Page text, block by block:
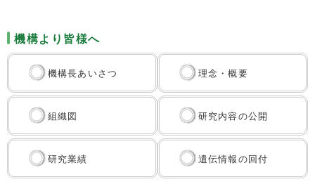
機構より皆様へ
機構長あいさつ 理念・概要
組織図 研究内容の公開
研究業績 遺伝情報の回付